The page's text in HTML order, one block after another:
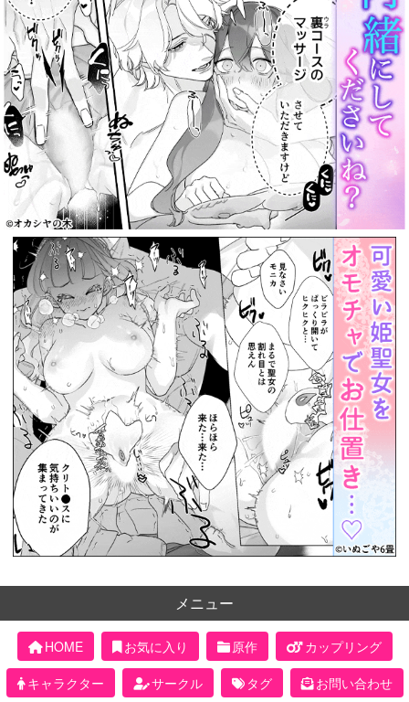
メニュー
HOME お気に入り 原作
カップリング
キャラクター
サークル タグ お問い合わせ